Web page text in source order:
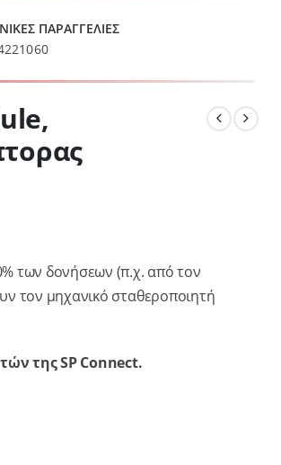
ΠΑΡΑΓΓΕΛΙΕΣ
των δονήσεων (π.χ. από τον
τον μηχανικό σταθεροποιητή
της SP Connect.